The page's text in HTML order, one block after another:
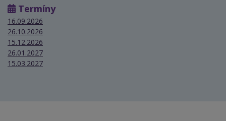
Termíny
16.09.2026
26.10.2026
15.12.2026
26.01.2027
15.03.2027